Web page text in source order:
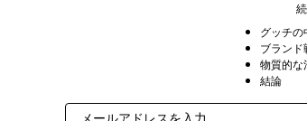
グッチ
ブラン
物質的な
結論